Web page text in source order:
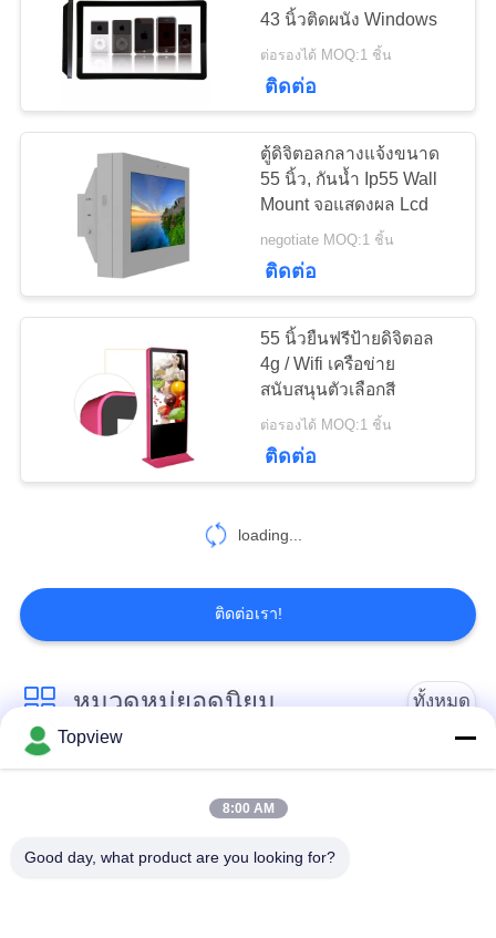
หน้าจอ LCD โปร่งใส
ผนังวิดีโอแอลซีดี
ป้ายดิจิตอลเชิง
โต้ตอบ
47
ตารางหน้าจอสัมผัส
43 นิ้วติดผนัง Windows
ต่อรองได้ MOQ:1 ชิ้น
ติดต่อ
ตู้ดิจิตอลกลางแจ้งขนาด
55 นิ้ว, กันน้ำ Ip55 Wall
Mount จอแสดงผล Lcd
negotiate MOQ:1 ชิ้น
ติดต่อ
55 นิ้วยืนฟรีป้ายดิจิตอล
4g / Wifi เครือข่าย
สนับสนุนตัวเลือกสี
ต่อรองได้ MOQ:1 ชิ้น
ติดต่อ
loading...
ติดต่อเรา!
หมวดหมู่ยอดนิยม ทั้งหมด
All In One Digital
ป้ายดิจิตอลกลางแจ้ง ป้ายดิจิตอลยืนฟรี
Topview
8:00 AM
Good day, what product are you looking for?